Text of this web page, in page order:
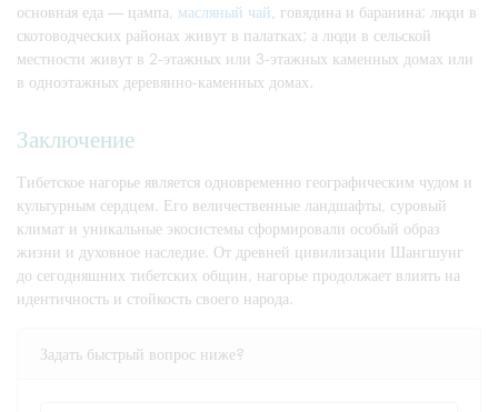
основная еда — цампа, масляный чай, говядина и баранина; люди в
скотоводческих районах живут в палатках; а люди в сельской
местности живут в 2-этажных или 3-этажных каменных домах или
в одноэтажных деревянно-каменных домах.
Заключение
Тибетское нагорье является одновременно географическим чудом и
культурным сердцем. Его величественные ландшафты, суровый
климат и уникальные экосистемы сформировали особый образ
жизни и духовное наследие. От древней цивилизации Шангшунг
до сегодняшних тибетских общин, нагорье продолжает влиять на
идентичность и стойкость своего народа.
Задать быстрый вопрос ниже?